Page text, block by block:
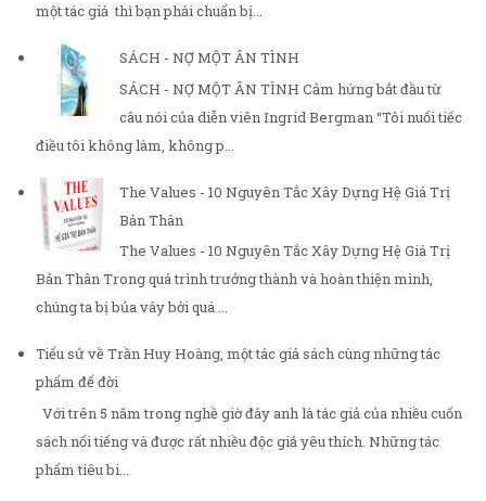
một tác giả thì bạn phải chuẩn bị...
SÁCH - NỢ MỘT ÂN TÌNH
SÁCH - NỢ MỘT ÂN TÌNH Cảm hứng bắt đầu từ
câu nói của diễn viên Ingrid Bergman “Tôi nuối tiếc
điều tôi không làm, không p...
The Values - 10 Nguyên Tắc Xây Dựng Hệ Giá Trị
Bản Thân
The Values - 10 Nguyên Tắc Xây Dựng Hệ Giá Trị
Bản Thân Trong quá trình trưởng thành và hoàn thiện mình,
chúng ta bị bủa vây bởi quá ...
Tiểu sử về Trần Huy Hoàng, một tác giả sách cùng những tác
phẩm để đời
Với trên 5 năm trong nghề giờ đây anh là tác giả của nhiều cuốn
sách nổi tiếng và được rất nhiều độc giả yêu thích. Những tác
phẩm tiêu bi...